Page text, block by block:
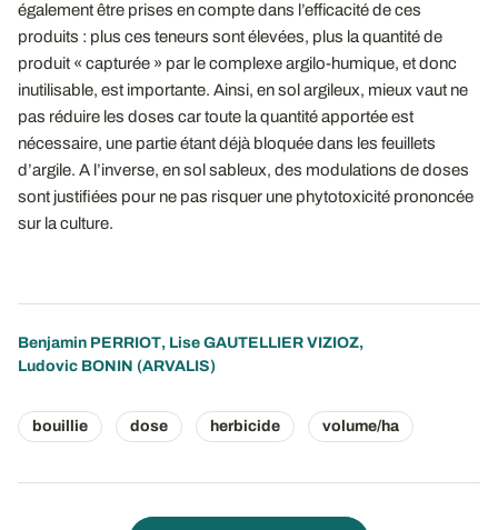
également être prises en compte dans l’efficacité de ces
produits : plus ces teneurs sont élevées, plus la quantité de
produit « capturée » par le complexe argilo-humique, et donc
inutilisable, est importante. Ainsi, en sol argileux, mieux vaut ne
pas réduire les doses car toute la quantité apportée est
nécessaire, une partie étant déjà bloquée dans les feuillets
d’argile. A l’inverse, en sol sableux, des modulations de doses
sont justifiées pour ne pas risquer une phytotoxicité prononcée
sur la culture.
Benjamin PERRIOT, Lise GAUTELLIER VIZIOZ,
Ludovic BONIN (ARVALIS)
bouillie dose herbicide volume/ha